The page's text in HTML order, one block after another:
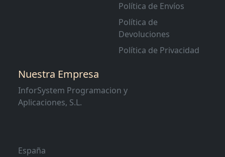
Política de Envíos
Política de
Devoluciones
Política de Privacidad
Nuestra Empresa
InforSystem Programacion y
Aplicaciones, S.L.
España